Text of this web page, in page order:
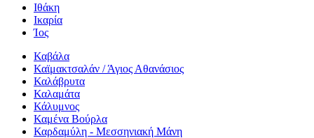
Ιθάκη
Ικαρία
Ίος
Καβάλα
Καϊμακτσαλάν / Άγιος Αθανάσιος
Καλάβρυτα
Καλαμάτα
Κάλυμνος
Καμένα Βούρλα
Καρδαμύλη - Μεσσηνιακή Μάνη